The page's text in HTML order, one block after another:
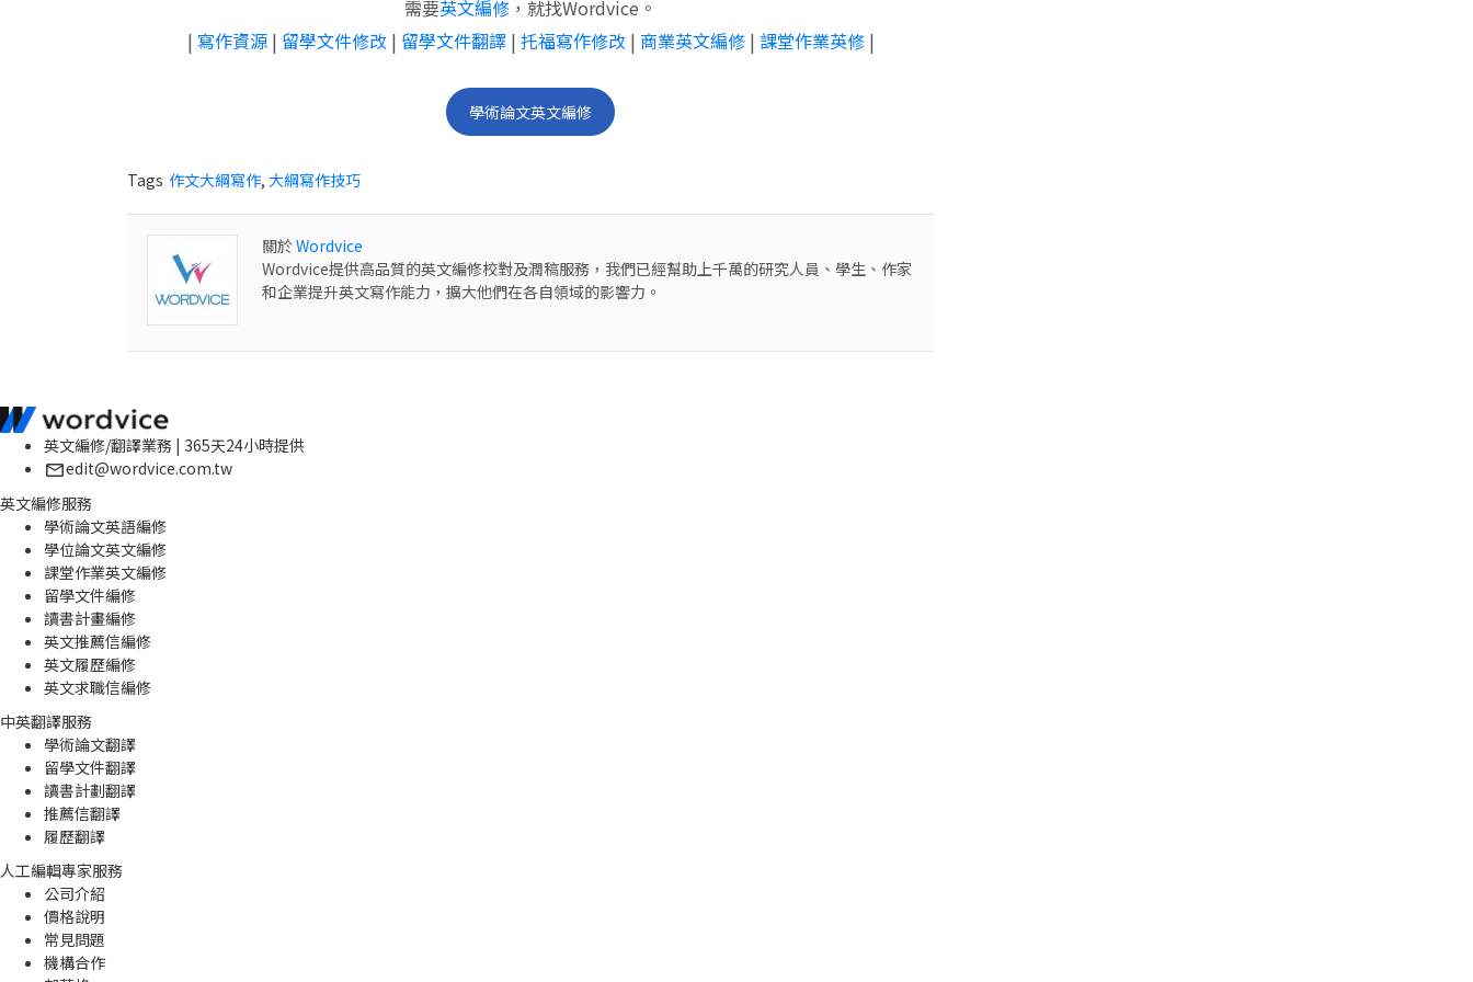
需要英文編修 ，就找Wordvice。
| 寫作資源| 留學文件修改| 留學文件翻譯| 托福寫作修改| 商業英文編修| 課堂作業英修|
學術論文英文編修
Tags 作文大綱寫作, 大綱寫作技巧
關於Wordvice
Wordvice提供高品質的英文編修校對及潤稿服務，我們已經幫助上千萬的研究人員、學生、作家
和企業提升英文寫作能力，擴大他們在各自領域的影響力。
英文編修/翻譯業務 | 365天24小時提供
edit@wordvice.com.tw
英文編修服務
學術論文英語編修
學位論文英文編修
課堂作業英文編修
留學文件編修
讀書計畫編修
英文推薦信編修
英文履歷編修
英文求職信編修
中英翻譯服務
學術論文翻譯
留學文件翻譯
讀書計劃翻譯
推薦信翻譯
履歷翻譯
人工編輯專家服務
公司介紹
價格說明
常見問題
機構合作